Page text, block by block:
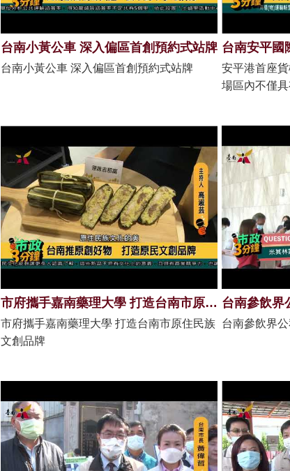
台南小黃公車 深入偏區首創預約式站牌
台南小黃公車 深入偏區首創預約式站牌
台南安平國
安平港首座
場區內不僅
船務、裝卸
聯，安平港
市府攜手嘉南藥理大學 打造台南市原住民族文創品牌
市府攜手嘉南藥理大學 打造台南市原住民族
文創品牌
台南參飲界